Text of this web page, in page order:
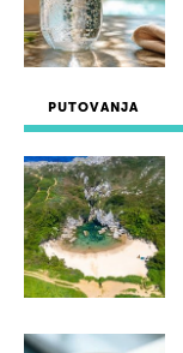
PUTOVANJA